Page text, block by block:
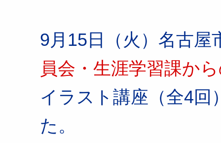
9月15日（火）名古屋
員会・生涯学習課か
イラスト講座（全4回
た。